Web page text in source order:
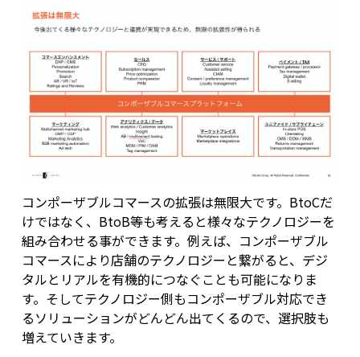
コンポーザブルコマースの拡張は無限大です。BtoCだ
けではなく、BtoB等も考えると様々なテクノロジーを
組み合わせる事ができます。例えば、コンポーザブル
コマースにより店舗のテクノロジーと繋がると、デジ
タルとリアルを有機的につなぐことも可能になりま
す。そしてテクノロジー側もコンポーザブル対応でき
るソリューションがどんどん出てくるので、選択肢も
増えていきます。